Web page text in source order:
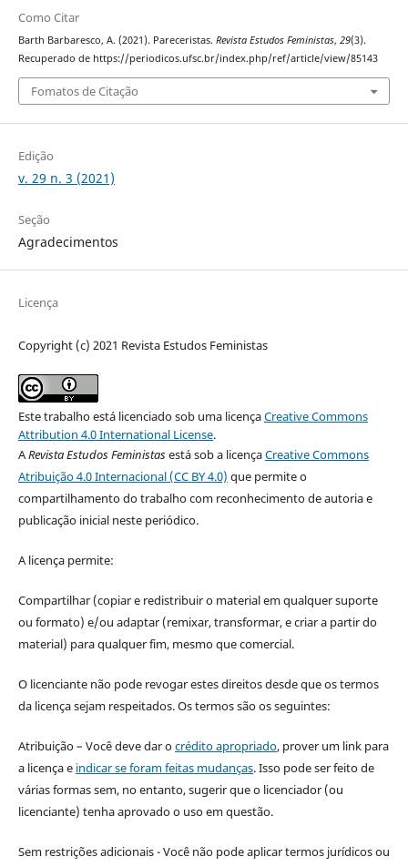
Como Citar
Barth Barbaresco, A. (2021). Pareceristas. Revista Estudos Feministas, 29(3).
Recuperado de https://periodicos.ufsc.br/index.php/ref/article/view/85143
Fomatos de Citação
Edição
v. 29 n. 3 (2021)
Seção
Agradecimentos
Licença
Copyright (c) 2021 Revista Estudos Feministas
Este trabalho está licenciado sob uma licençaCreative Commons
Attribution 4.0 International License.
ARevista Estudos Feministasestá sob a licençaCreative Commons
Atribuição 4.0 Internacional (CC BY 4.0) que permite o
compartilhamento do trabalho com reconhecimento de autoria e
publicação inicial neste periódico.
A licença permite:
Compartilhar (copiar e redistribuir o material em qualquer suporte
ou formato) e/ou adaptar (remixar, transformar, e criar a partir do
material) para qualquer fim, mesmo que comercial.
O licenciante não pode revogar estes direitos desde que os termos
da licença sejam respeitados. Os termos são os seguintes:
Atribuição – Você deve dar ocrédito apropriado, prover um link para
a licença e indicar se foram feitas mudanças. Isso pode ser feito de
várias formas sem, no entanto, sugerir que o licenciador (ou
licenciante) tenha aprovado o uso em questão.
Sem restrições adicionais - Você não pode aplicar termos jurídicos ou